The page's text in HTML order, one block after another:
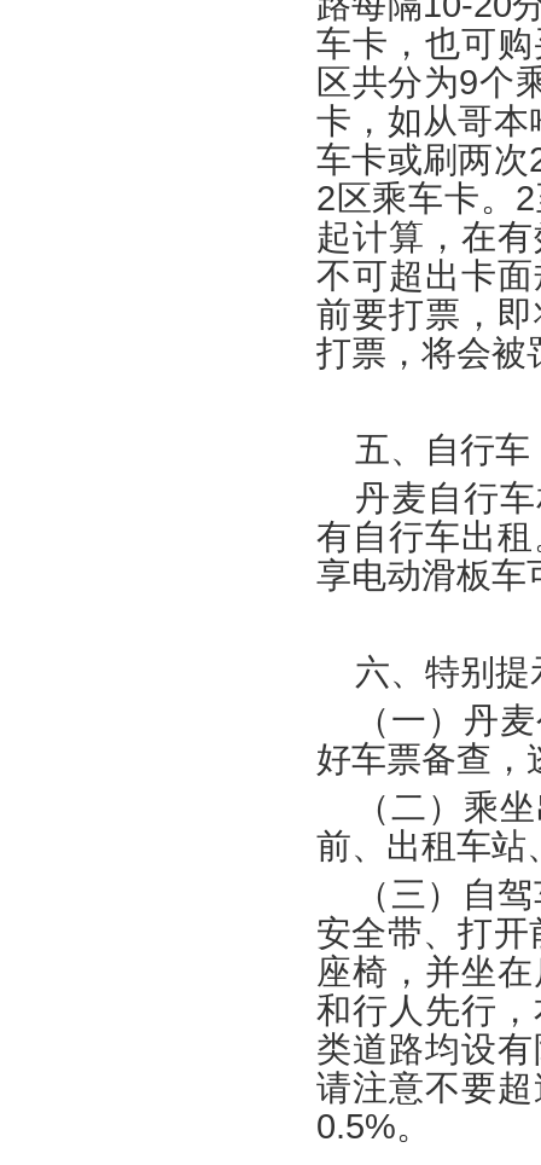
车卡，也可
区共分为9个
卡，如从哥本
车卡或刷两次
2区乘车卡。
起计算，在
不可超出卡
前要打票，
打票，将会被
五、自行车
丹麦自行
有自行车出
享电动滑板车
六、特别提
（一）丹
好车票备查，
（二）乘
前、出租车站
（三）自
安全带、打
座椅，并坐
和行人先行
类道路均设
请注意不要
0.5%。